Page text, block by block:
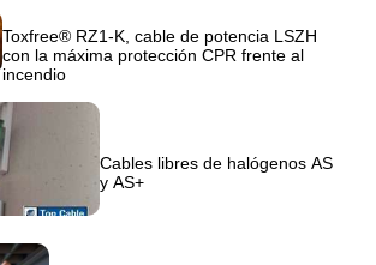
Toxfree® RZ1-K, cable de potencia LSZH
con la máxima protección CPR frente al
incendio
Cables libres de halógenos AS
y AS+